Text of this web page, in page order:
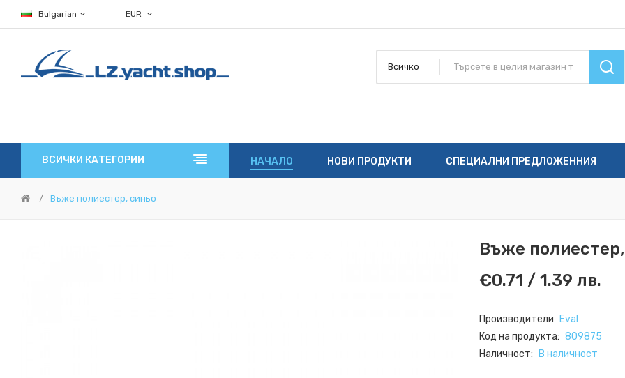
Bulgarian EUR
Всичко
ВСИЧКИ КАТЕГОРИИ НАЧАЛО НОВИ ПРОДУКТИ СПЕЦИАЛНИ ПРЕДЛОЖЕННИЯ
Въже полиестер, синьо
Въже
€0.71 / 1.39 лв.
Производители
Eval
Код на продукта: 809875
Наличност:
В наличност